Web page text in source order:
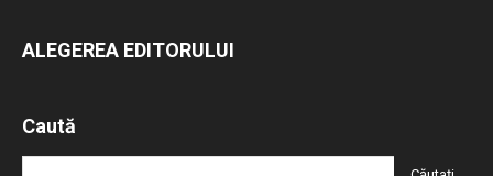
ALEGEREA EDITORULUI
Caută